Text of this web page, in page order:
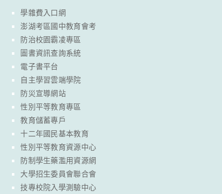
學雜費入口網
澎湖考區國中教育會考
防治校園霸凌專區
圖書資訊查詢系統
電子書平台
自主學習雲端學院
防災宣導網站
性別平等教育專區
教育儲蓄專戶
十二年國民基本教育
性別平等教育資源中心
防制學生藥濫用資源網
大學招生委員會聯合會
技專校院入學測驗中心